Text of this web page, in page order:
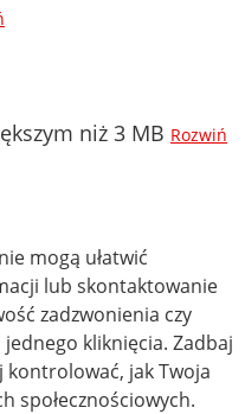
niż 3 MB Rozwiń
mogą ułatwić
lub skontaktowanie
zadzwonienia czy
kliknięcia. Zadbaj
kontrolować, jak Twoja
społecznościowych.